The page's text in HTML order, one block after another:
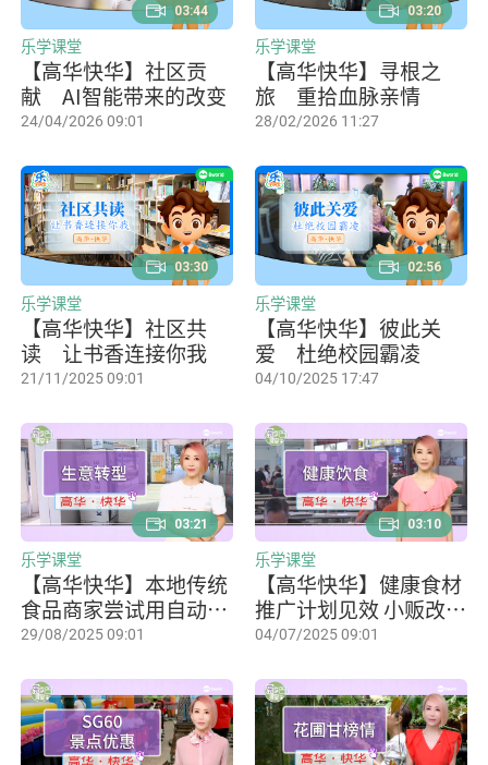
【高华快华】社区贡
献 AI智能带来的改变
乐学课堂
24/04/2026 09:01
03:44
【高华快华】寻根之
旅 重拾血脉亲情
乐学课堂
28/02/2026 11:27
03:20
【高华快华】社区共
读 让书香连接你我
乐学课堂
21/11/2025 09:01
03:30
【高华快华】彼此关
爱 杜绝校园霸凌
乐学课堂
04/10/2025 17:47
02:56
【高华快华】本地传统
食品商家尝试用自动贩
卖机拓展生意
乐学课堂
29/08/2025 09:01
03:21
【高华快华】健康食材
推广计划见效 小贩改用
低油盐食材
乐学课堂
04/07/2025 09:01
03:10